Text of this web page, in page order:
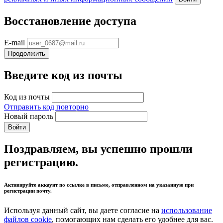
Восстановление доступа
E-mail
Продолжить
Введите код из почты
Код из почты
Отправить код повторно
Новый пароль
Войти
Поздравляем, вы успешно прошли
регистрацию.
Активируйте аккаунт по ссылке в письме, отправленном на указанную при
регистрации почту.
Используя данный сайт, вы даете согласие на использование
файлов cookie, помогающих нам сделать его удобнее для вас.